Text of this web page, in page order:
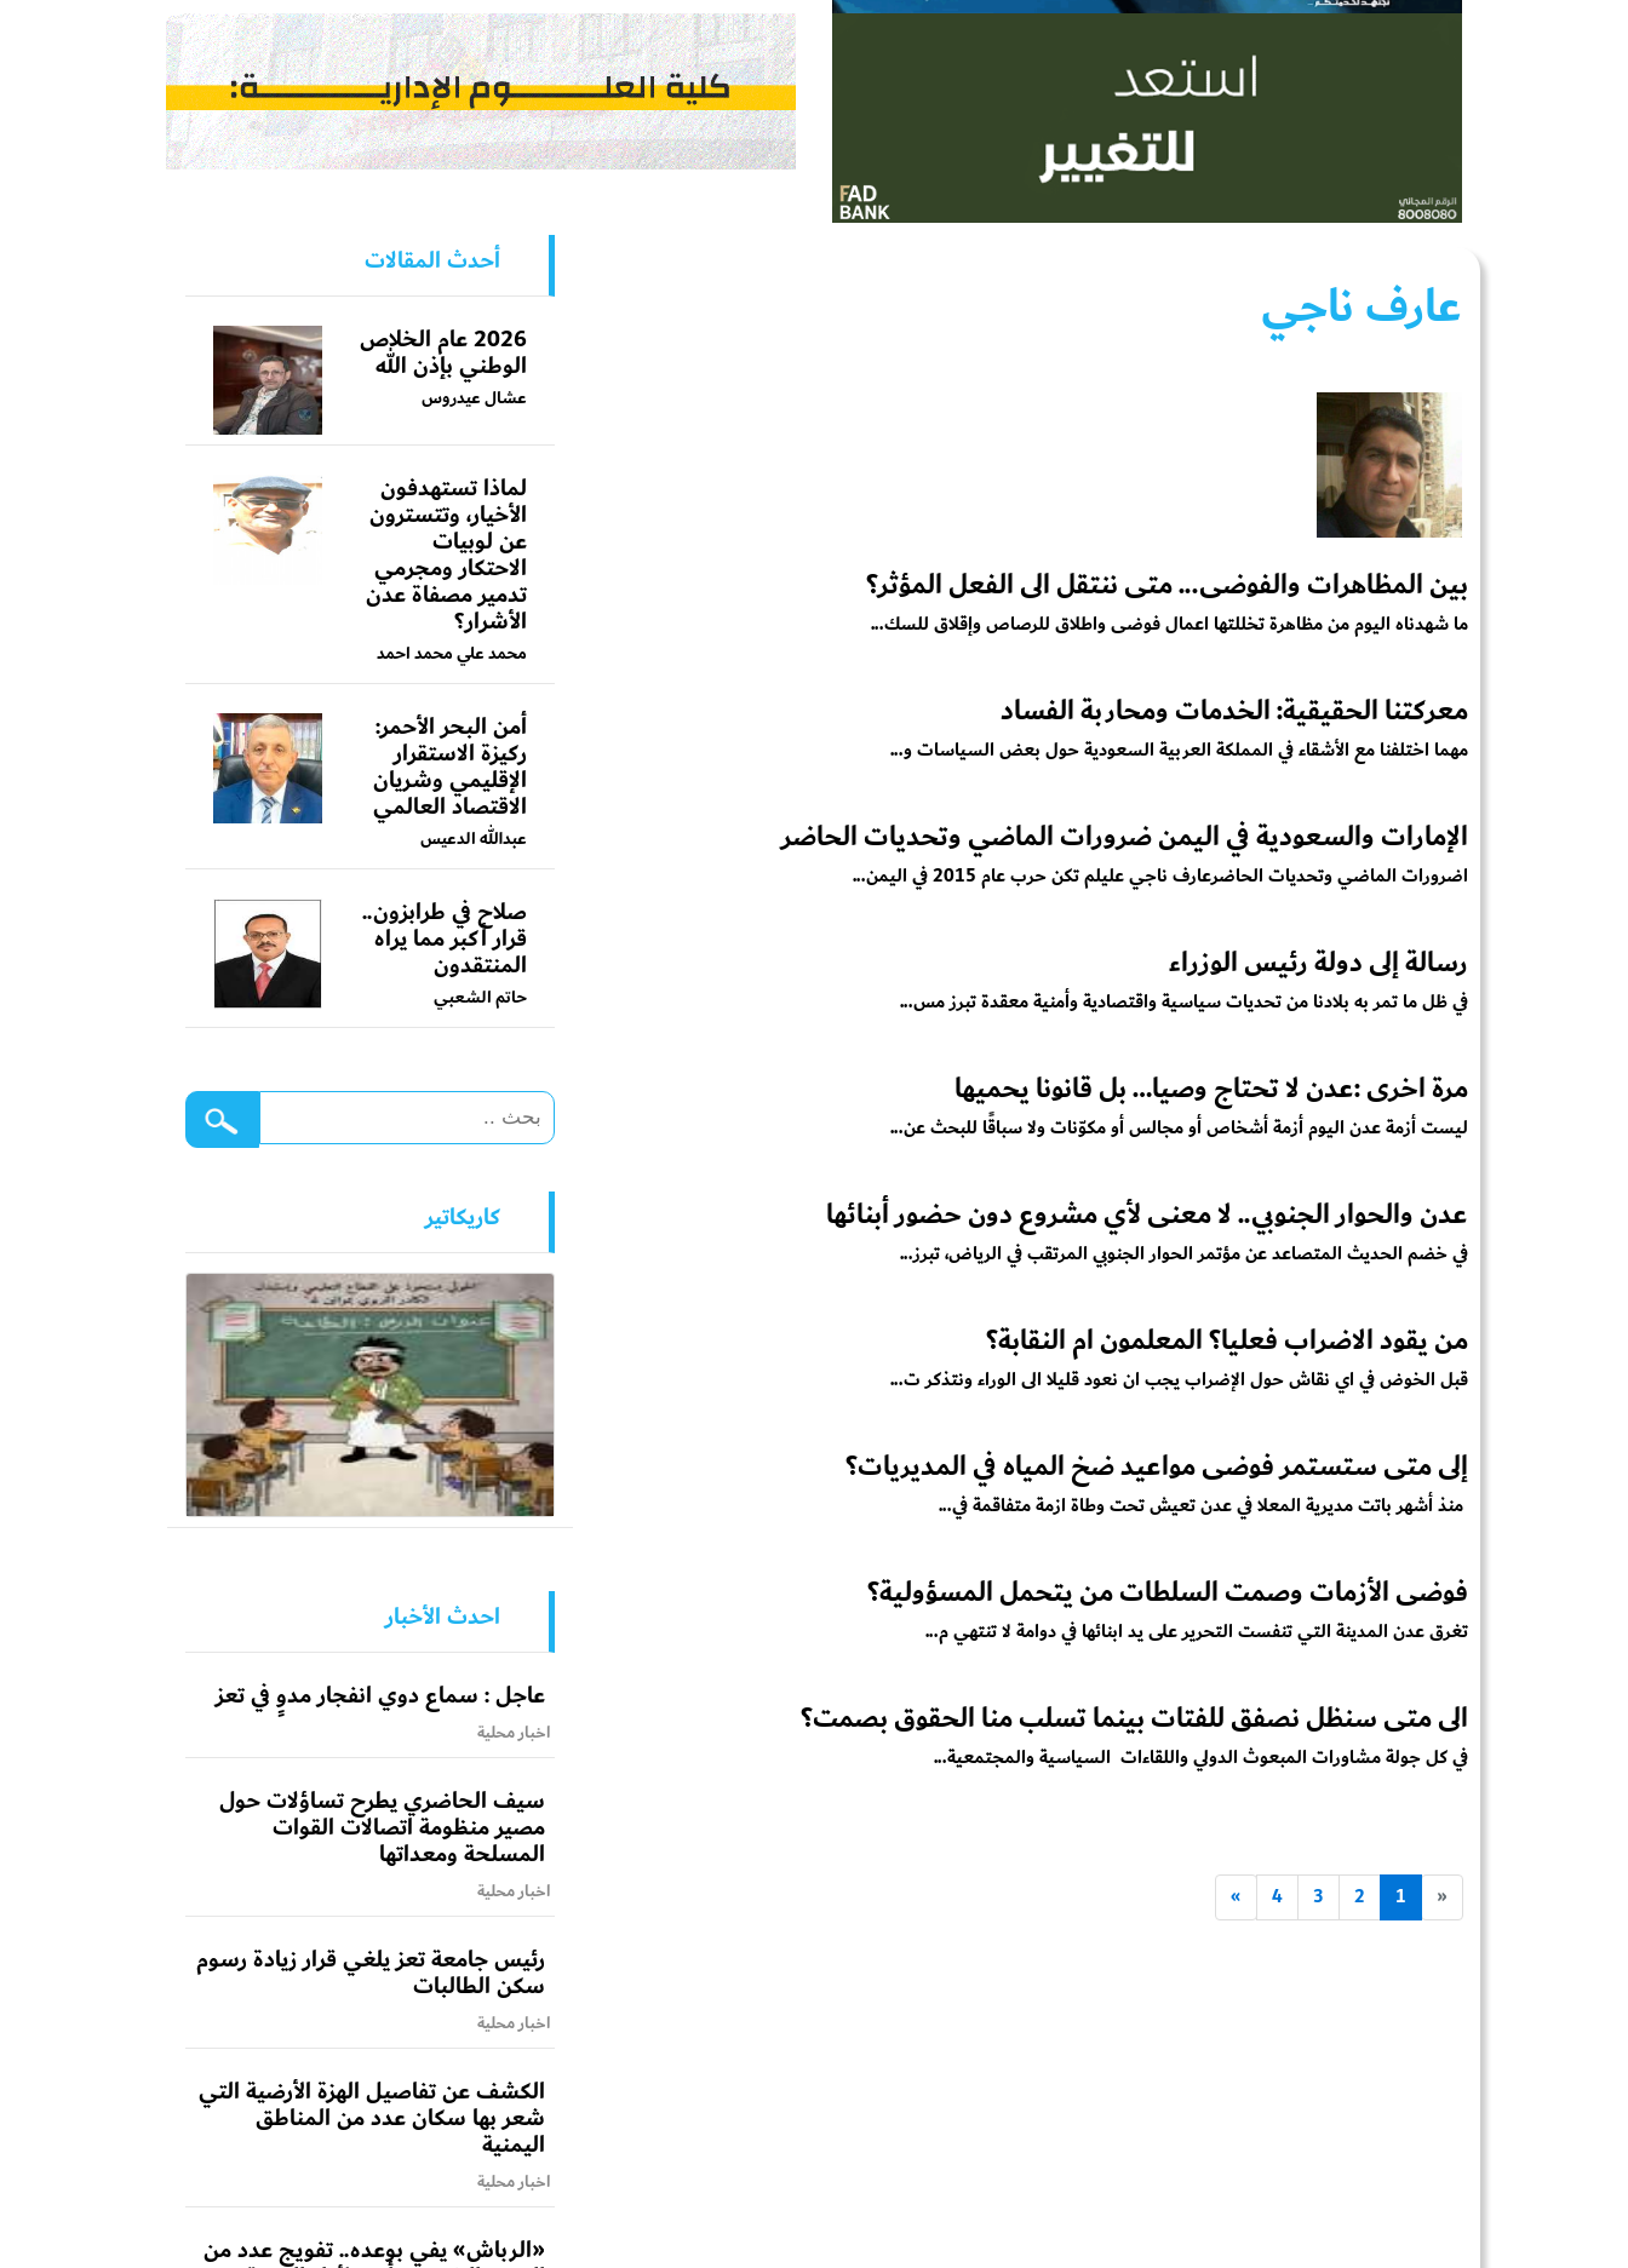
عارف ناجي
بين المظاهرات والفوضى... متى ننتقل الى الفعل المؤثر؟
ما شهدناه اليوم من مظاهرة تخللتها اعمال فوضى واطلاق للرصاص وإقلاق للسك...
معركتنا الحقيقية: الخدمات ومحاربة الفساد
مهما اختلفنا مع الأشقاء في المملكة العربية السعودية حول بعض السياسات و...
الإمارات والسعودية في اليمن ضرورات الماضي وتحديات الحاضر
اضرورات الماضي وتحديات الحاضرعارف ناجي عليلم تكن حرب عام 2015 في اليمن...
رسالة إلى دولة رئيس الوزراء
في ظل ما تمر به بلادنا من تحديات سياسية واقتصادية وأمنية معقدة تبرز مس...
مرة اخرى :عدن لا تحتاج وصيا… بل قانونا يحميها
ليست أزمة عدن اليوم أزمة أشخاص أو مجالس أو مكوّنات ولا سباقًا للبحث عن...
عدن والحوار الجنوبي.. لا معنى لأي مشروع دون حضور أبنائها
في خضم الحديث المتصاعد عن مؤتمر الحوار الجنوبي المرتقب في الرياض، تبرز...
من يقود الاضراب فعليا؟ المعلمون ام النقابة؟
قبل الخوض في اي نقاش حول الإضراب يجب ان نعود قليلا الى الوراء ونتذكر ت...
إلى متى ستستمر فوضى مواعيد ضخ المياه في المديريات؟
منذ أشهر باتت مديرية المعلا في عدن تعيش تحت وطاة ازمة متفاقمة في...
فوضى الأزمات وصمت السلطات من يتحمل المسؤولية؟
تغرق عدن المدينة التي تنفست التحرير على يد ابنائها في دوامة لا تنتهي م...
الى متى سنظل نصفق للفتات بينما تسلب منا الحقوق بصمت؟
في كل جولة مشاورات المبعوث الدولي واللقاءات السياسية والمجتمعية...
«
1
2
3
4
»
أحدث المقالات
2026 عام الخلاص
الوطني بإذن الله
عشال عيدروس
لماذا تستهدفون
الأخيار، وتتسترون
عن لوبيات
الاحتكار ومجرمي
تدمير مصفاة عدن
الأشرار؟
محمد علي محمد احمد
أمن البحر الأحمر:
ركيزة الاستقرار
الإقليمي وشريان
الاقتصاد العالمي
عبدالله الدعيس
صلاح في طرابزون..
قرار أكبر مما يراه
المنتقدون
حاتم الشعبي
كاريكاتير
احدث الأخبار
عاجل : سماع دوي انفجار مدوٍ في تعز
اخبار محلية
سيف الحاضري يطرح تساؤلات حول
مصير منظومة اتصالات القوات
المسلحة ومعداتها
اخبار محلية
رئيس جامعة تعز يلغي قرار زيادة رسوم
سكن الطالبات
اخبار محلية
الكشف عن تفاصيل الهزة الأرضية التي
شعر بها سكان عدد من المناطق
اليمنية
اخبار محلية
«الرباش» يفي بوعده.. تفويج عدد من